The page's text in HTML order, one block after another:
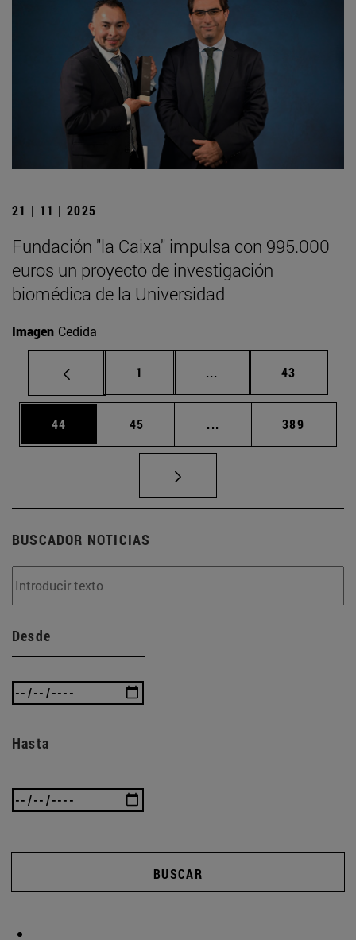
21 | 11 | 2025
Fundación "la Caixa" impulsa con 995.000
euros un proyecto de investigación
biomédica de la Universidad
Imagen Cedida
Página
1 ... Páginas intermedias
Página
43
Página
44 Página
45 ... Páginas intermedias
Página
389
BUSCADOR NOTICIAS
Desde
Hasta
BUSCAR